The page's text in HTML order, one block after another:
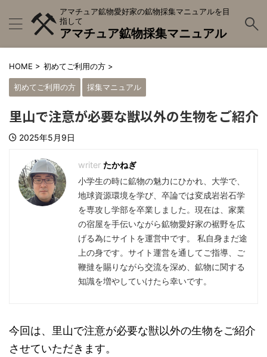
アマチュア鉱物愛好家の鉱物採集マニュアルを目
指して
アマチュア鉱物採集マニュアル
HOME > 初めてご利用の方 >
初めてご利用の方 採集マニュアル
里山で注意が必要な獣以外の生物をご紹介
2025年5月9日
たかねぎ
小学生の時に鉱物の魅力にひかれ、大学で、
地球資源環境を学び、卒論では変成岩岩石学
を専攻し学部を卒業しました。現在は、家業
の宿屋を手伝いながら鉱物愛好家の裾野を広
げる為にサイトを運営中です。 私自身まだ途
上の身です。サイト運営を通してご指導、ご
鞭撻を賜りながら交流を深め、鉱物に関する
知識を増やしていけたら幸いです。
今回は、里山で注意が必要な獣以外の生物をご紹介
させていただきます。